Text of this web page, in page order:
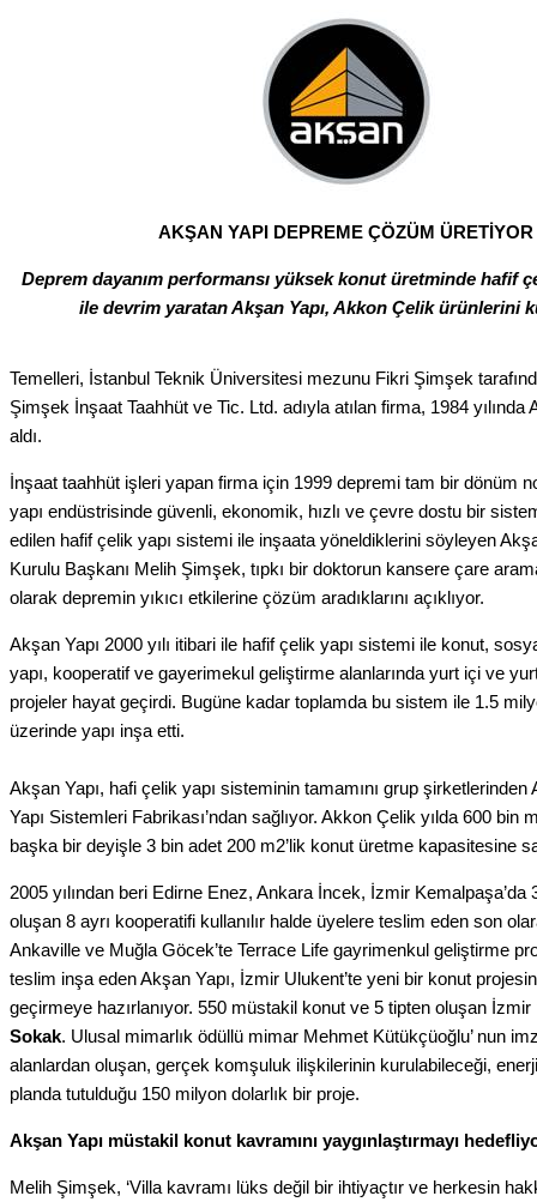
AKŞAN YAPI DEPREME ÇÖZÜM ÜRETİYOR
Deprem dayanım performansı yüksek konut üretminde hafif
ile devrim yaratan Akşan Yapı, Akkon Çelik ürünlerini
Temelleri, İstanbul Teknik Üniversitesi mezunu Fikri Şimşek
Şimşek İnşaat Taahhüt ve Tic. Ltd. adıyla atılan firma, 1984 yılında
aldı.
İnşaat taahhüt işleri yapan firma için 1999 depremi tam bir dönüm
yapı endüstrisinde güvenli, ekonomik, hızlı ve çevre dostu bir
edilen hafif çelik yapı sistemi ile inşaata yöneldiklerini söyleyen
Kurulu Başkanı Melih Şimşek, tıpkı bir doktorun kansere çare
olarak depremin yıkıcı etkilerine çözüm aradıklarını açıklıyor.
Akşan Yapı 2000 yılı itibari ile hafif çelik yapı sistemi ile konut,
yapı, kooperatif ve gayerimekul geliştirme alanlarında yurt içi ve
projeler hayat geçirdi. Bugüne kadar toplamda bu sistem ile 1.5
üzerinde yapı inşa etti.
Akşan Yapı, hafi çelik yapı sisteminin tamamını grup
Yapı Sistemleri Fabrikası’ndan sağlıyor. Akkon Çelik yılda 600 bin
başka bir deyişle 3 bin adet 200 m2’lik konut üretme kapasitesine
2005 yılından beri Edirne Enez, Ankara İncek, İzmir Kemalpaşa’da
oluşan 8 ayrı kooperatifi kullanılır halde üyelere teslim eden son
Ankaville ve Muğla Göcek’te Terrace Life gayrimenkul geliştirme
teslim inşa eden Akşan Yapı, İzmir Ulukent’te yeni bir konut
geçirmeye hazırlanıyor. 550 müstakil konut ve 5 tipten oluşan İzmir
Sokak. Ulusal mimarlık ödüllü mimar Mehmet Kütükçüoğlu’ nun
alanlardan oluşan, gerçek komşuluk ilişkilerinin kurulabileceği,
planda tutulduğu 150 milyon dolarlık bir proje.
Akşan Yapı müstakil konut kavramını yaygınlaştırmayı
Melih Şimşek, ‘Villa kavramı lüks değil bir ihtiyaçtır ve herkesin